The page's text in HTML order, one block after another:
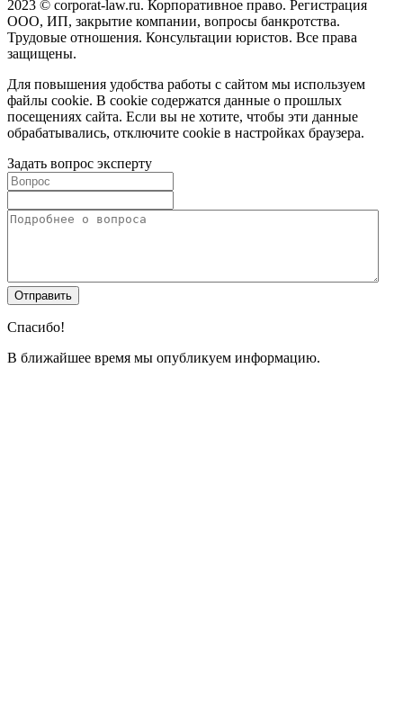
2023 © corporat-law.ru. Корпоративное право. Регистрация
ООО, ИП, закрытие компании, вопросы банкротства.
Трудовые отношения. Консультации юристов. Все права
защищены.
Для повышения удобства работы с сайтом мы используем
файлы cookie. В cookie содержатся данные о прошлых
посещениях сайта. Если вы не хотите, чтобы эти данные
обрабатывались, отключите cookie в настройках браузера.
Задать вопрос эксперту
Спасибо!
В ближайшее время мы опубликуем информацию.